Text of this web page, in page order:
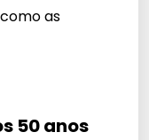
as
50 anos